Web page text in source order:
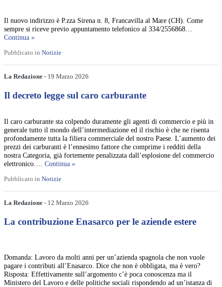
Il nuovo indirizzo è P.zza Sirena n. 8, Francavilla al Mare (CH). Come
sempre si riceve previo appuntamento telefonico al 334/2556868…
Continua »
Pubblicato in Notizie
La Redazione - 19 Marzo 2026
Il decreto legge sul caro carburante
Il caro carburante sta colpendo duramente gli agenti di commercio e più in
generale tutto il mondo dell’intermediazione ed il rischio è che ne risenta
profondamente tutta la filiera commerciale del nostro Paese. L’aumento dei
prezzi dei carburanti è l’ennesimo fattore che comprime i redditi della
nostra Categoria, già fortemente penalizzata dall’esplosione del commercio
elettronico…. Continua »
Pubblicato in Notizie
La Redazione - 12 Marzo 2026
La contribuzione Enasarco per le aziende estere
Domanda: Lavoro da molti anni per un’azienda spagnola che non vuole
pagare i contributi all’Enasarco. Dice che non è obbligata, ma è vero?
Risposta: Effettivamente sull’argomento c’è poca conoscenza ma il
Ministero del Lavoro e delle politiche sociali rispondendo ad un’istanza di